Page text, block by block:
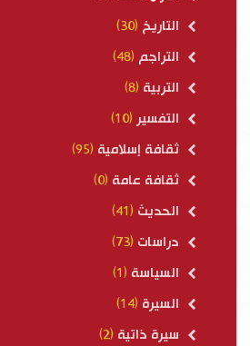
التاريخ (30)
التراجم (48)
التربية (8)
التفسير (10)
ثقافة إسلامية (95)
ثقافة عامة (0)
الحديث (41)
دراسات (73)
السياسة (1)
السيرة (14)
سيرة ذاتية (2)